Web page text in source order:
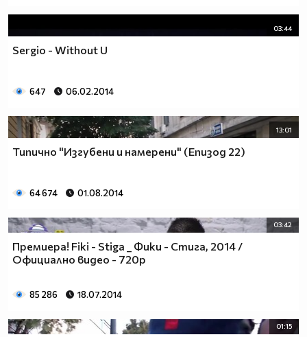
03:44
Sergio - Without U
647 06.02.2014
13:01
Типично "Изгубени и намерени" (Епизод 22)
64 674 01.08.2014
03:42
Премиера! Fiki - Stiga _ Фики - Стига, 2014 /
Официално видео - 720p
85 286 18.07.2014
01:15